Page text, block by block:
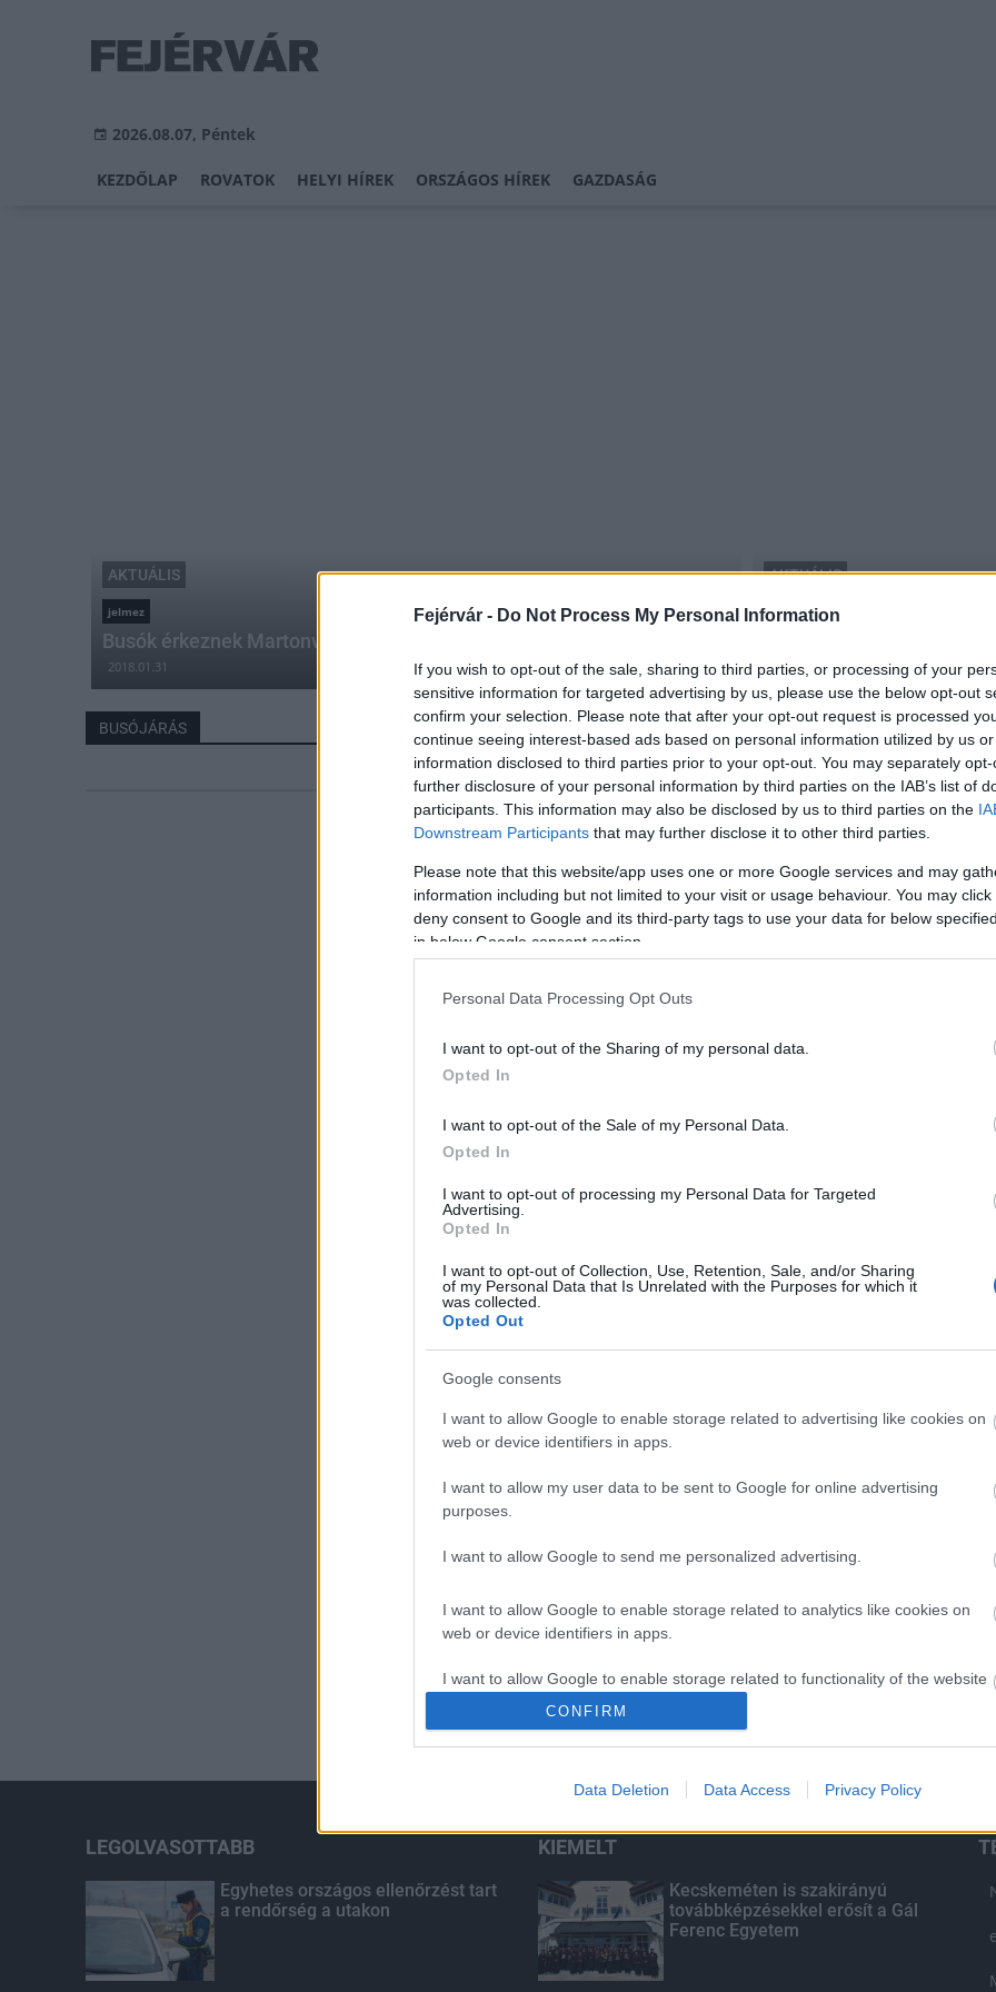
Fejérvár - Do Not Process My Personal Information
If you wish to opt-out of the sale, sharing to third parties, or processing of your
sensitive information for targeted advertising by us, please use the below opt-out
confirm your selection. Please note that after your opt-out request is processed
continue seeing interest-based ads based on personal information utilized by us
information disclosed to third parties prior to your opt-out. You may separately
further disclosure of your personal information by third parties on the IAB’s list of
participants. This information may also be disclosed by us to third parties on the
Downstream Participants that may further disclose it to other third parties.
Please note that this website/app uses one or more Google services and may
information including but not limited to your visit or usage behaviour. You may
deny consent to Google and its third-party tags to use your data for below
in below Google consent section.
Personal Data Processing Opt Outs
I want to opt-out of the Sharing of my personal data.
Opted In
I want to opt-out of the Sale of my Personal Data.
Opted In
I want to opt-out of processing my Personal Data for Targeted
Advertising.
Opted In
I want to opt-out of Collection, Use, Retention, Sale, and/or Sharing
of my Personal Data that Is Unrelated with the Purposes for which it
was collected.
Opted Out
Google consents
I want to allow Google to enable storage related to advertising like cookies on
web or device identifiers in apps.
I want to allow my user data to be sent to Google for online advertising
purposes.
I want to allow Google to send me personalized advertising.
I want to allow Google to enable storage related to analytics like cookies on
web or device identifiers in apps.
I want to allow Google to enable storage related to functionality of the website
I want to allow Google to enable storage related to personalization.
I want to allow Google to enable storage related to security, including
CONFIRM
Data Deletion Data Access Privacy Policy
2026.08.07, Péntek
KEZDŐLAP ROVATOK HELYI HÍREK ORSZÁGOS HÍREK GAZDASÁG
AKTUÁLIS
jelmez
Busók érkeznek Martonvásárra
2018.01.31
AKTUÁLIS
Székesfehérvár
2017.02.18
BUSÓJÁRÁS
LEGOLVASOTTABB
Egyhetes országos ellenőrzést tart
a rendőrség a utakon
KIEMELT
Kecskeméten is szakirányú
továbbképzésekkel erősít a Gál
Ferenc Egyetem